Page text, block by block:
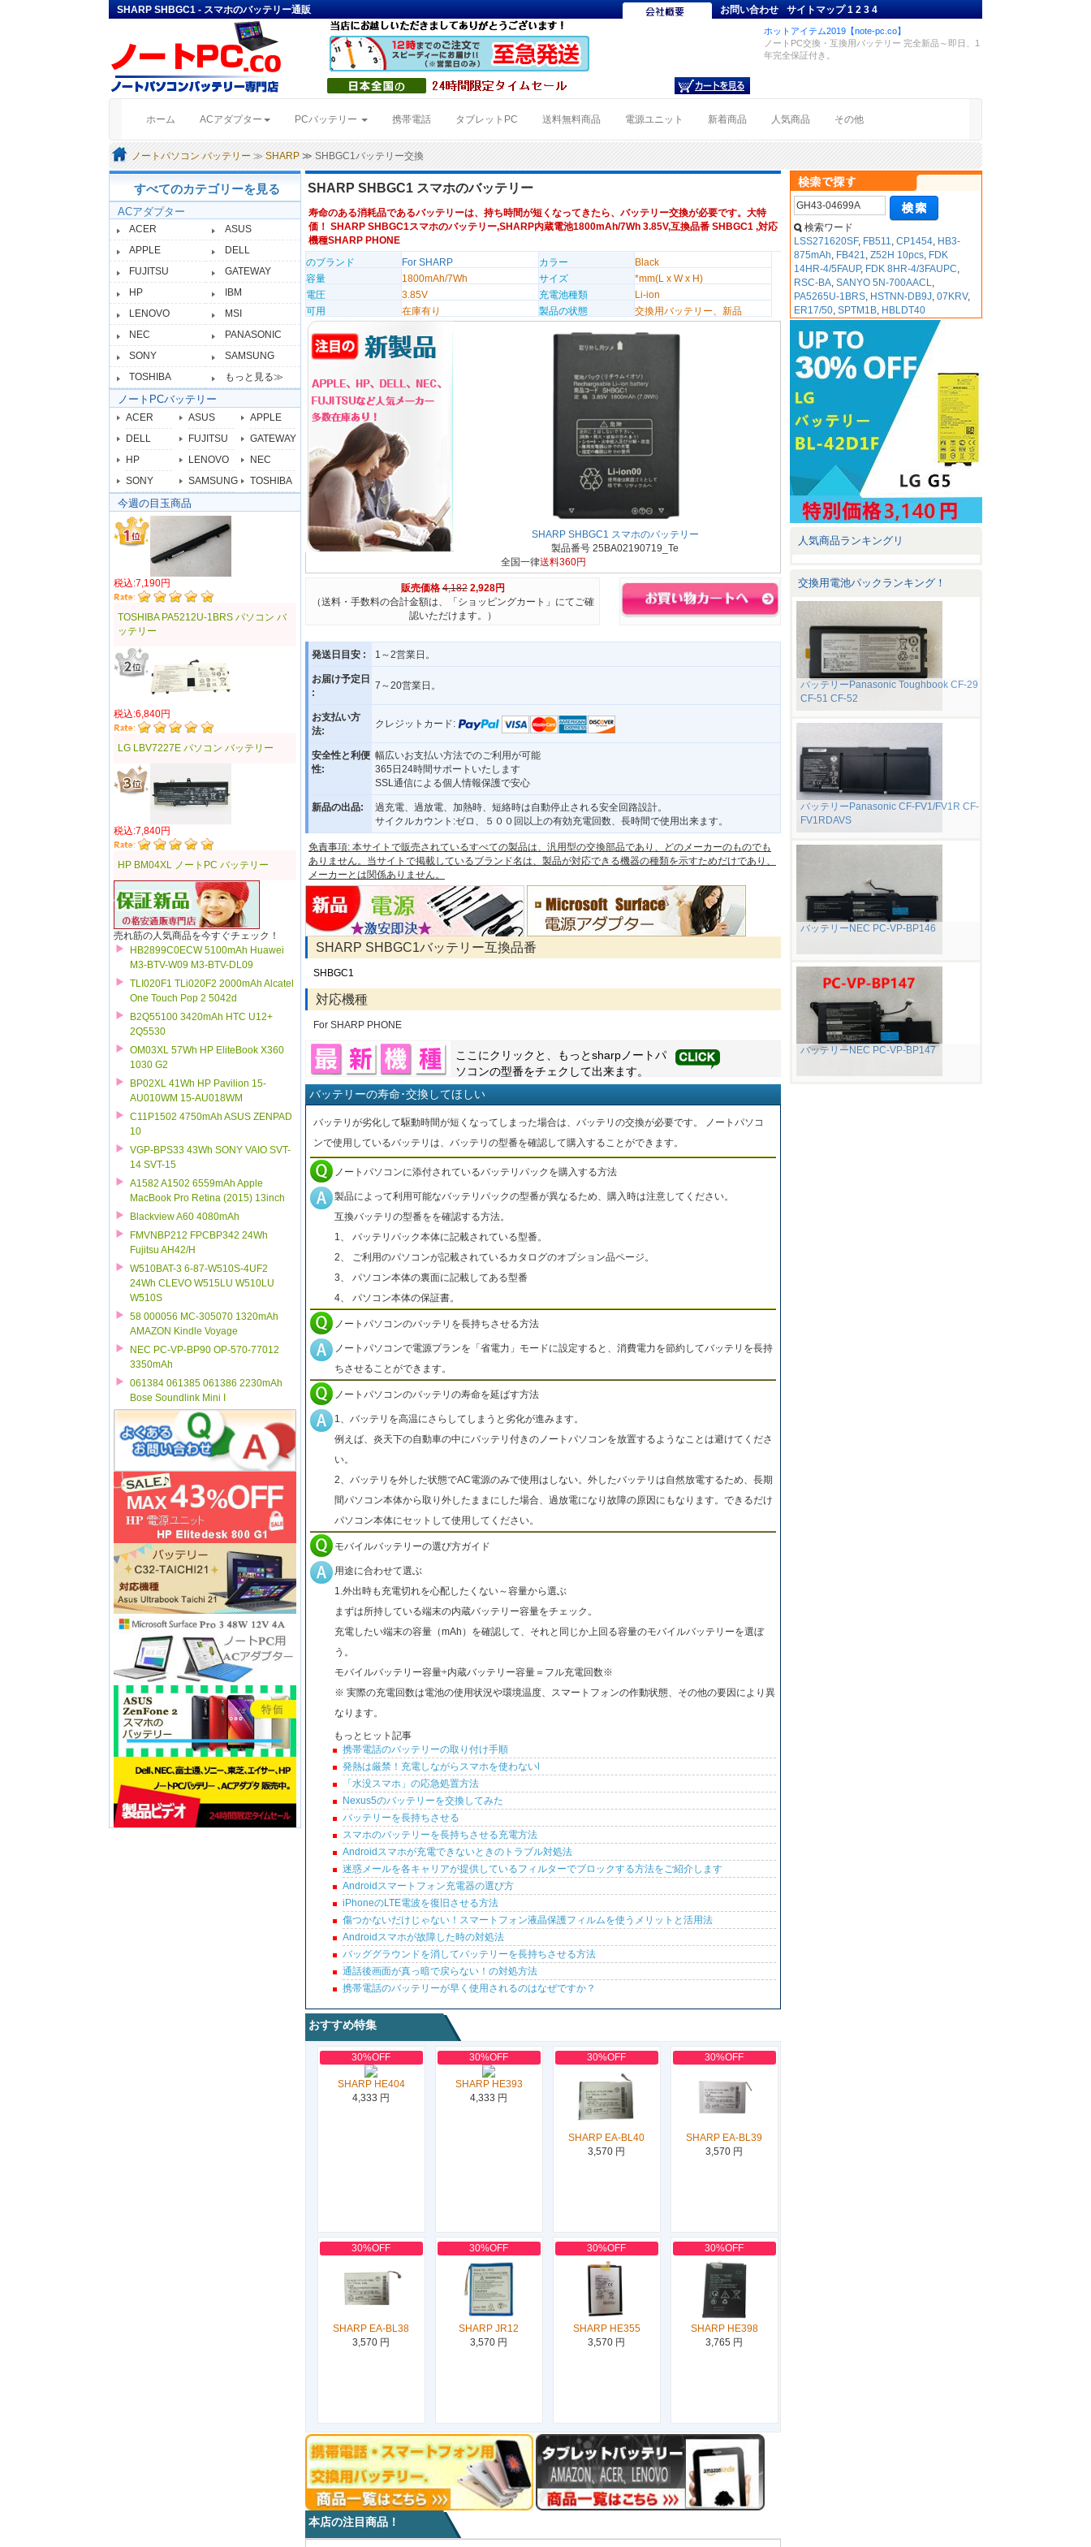
SHARP SHBGC1 - スマホのバッテリー通販 お問い合わせ サイトマップ 1234
ホットアイテム2019【note-pc.co】
ノートPC交換・互換用バッテリー 完全新品～即日、1
年完全保証付き。
ホーム (current)ACアダプター PCバッテリー 携帯電話 タブレットPC 送料無料商品 電源ユニット 新着商品 人気商品 その他
ノートパソコン バッテリー ≫SHARP ≫ SHBGC1バッテリー交換
すべてのカテゴリーを見る
ACアダプター
ACER
ASUS
APPLE
DELL
FUJITSU
GATEWAY
HP
IBM
LENOVO
MSI
NEC
PANASONIC
SONY
SAMSUNG
TOSHIBA
もっと見る≫
ノートPCバッテリー
ACER ASUS
APPLE
DELL
FUJITSU
GATEWAY
HP
LENOVO
NEC
SONY
SAMSUNG TOSHIBA
今週の目玉商品
税込:7,190円
TOSHIBA PA5212U-1BRS パソコン バ
ッテリー
税込:6,840円
LG LBV7227E パソコン バッテリー
税込:7,840円
HP BM04XL ノートPC バッテリー
売れ筋の人気商品を今すぐチェック！
HB2899C0ECW 5100mAh Huawei
M3-BTV-W09 M3-BTV-DL09
TLI020F1 TLi020F2 2000mAh Alcatel
One Touch Pop 2 5042d
B2Q55100 3420mAh HTC U12+
2Q5530
OM03XL 57Wh HP EliteBook X360
1030 G2
BP02XL 41Wh HP Pavilion 15-
AU010WM 15-AU018WM
C11P1502 4750mAh ASUS ZENPAD
10
VGP-BPS33 43Wh SONY VAIO SVT-
14 SVT-15
A1582 A1502 6559mAh Apple
MacBook Pro Retina (2015) 13inch
Blackview A60 4080mAh
FMVNBP212 FPCBP342 24Wh
Fujitsu AH42/H
W510BAT-3 6-87-W510S-4UF2
24Wh CLEVO W515LU W510LU
W510S
58 000056 MC-305070 1320mAh
AMAZON Kindle Voyage
NEC PC-VP-BP90 OP-570-77012
3350mAh
061384 061385 061386 2230mAh
Bose Soundlink Mini I
SHARP SHBGC1 スマホのバッテリー
寿命のある消耗品であるバッテリーは、持ち時間が短くなってきたら、バッテリー交換が必要です。大特
価！ SHARP SHBGC1スマホのバッテリー,SHARP内蔵電池1800mAh/7Wh 3.85V,互換品番 SHBGC1 ,対応
機種SHARP PHONE
のブランド
For SHARP カラー
Black
容量
1800mAh/7Wh サイズ
*mm(L x W x H)
電圧
3.85V 充電池種類
Li-ion
可用
在庫有り 製品の状態 交換用バッテリー、新品
SHARP SHBGC1 スマホのバッテリー
製品番号 25BA02190719_Te
全国一律送料360円
販売価格 4,182 2,928円
（送料・手数料の合計金額は、「ショッピングカート」にてご確
認いただけます。）
発送日目安 : 1～2営業日。
お届け予定日
:
7～20営業日。
お支払い方
法:
クレジットカード:
安全性と利便
性:
幅広いお支払い方法でのご利用が可能
365日24時間サポートいたします
SSL通信による個人情報保護で安心
新品の出品:
過充電、過放電、加熱時、短絡時は自動停止される安全回路設計。
サイクルカウント:ゼロ、５００回以上の有効充電回数、長時間で使用出来ます。
免責事項: 本サイトで販売されているすべての製品は、汎用型の交換部品であり、どのメーカーのものでも
ありません。当サイトで掲載しているブランド名は、製品が対応できる機器の種類を示すためだけであり、
メーカーとは関係ありません。
SHARP SHBGC1バッテリー互換品番
SHBGC1
対応機種
For SHARP PHONE
ここにクリックと、もっとsharpノートパ
ソコンの型番をチェクして出来ます。
バッテリーの寿命･交換してほしい
バッテリが劣化して駆動時間が短くなってしまった場合は、バッテリの交換が必要です。 ノートパソコ
ンで使用しているバッテリは、バッテリの型番を確認して購入することができます。
ノートパソコンに添付されているバッテリパックを購入する方法
製品によって利用可能なバッテリパックの型番が異なるため、購入時は注意してください。
互換バッテリの型番をを確認する方法。
1、 バッテリパック本体に記載されている型番。
2、 ご利用のパソコンが記載されているカタログのオプション品ページ。
3、 パソコン本体の裏面に記載してある型番
4、 パソコン本体の保証書。
ノートパソコンのバッテリを長持ちさせる方法
ノートパソコンで電源プランを「省電力」モードに設定すると、消費電力を節約してバッテリを長持
ちさせることができます。
ノートパソコンのバッテリの寿命を延ばす方法
1、バッテリを高温にさらしてしまうと劣化が進みます。
例えば、炎天下の自動車の中にバッテリ付きのノートパソコンを放置するようなことは避けてくださ
い。
2、バッテリを外した状態でAC電源のみで使用はしない。外したバッテリは自然放電するため、長期
間パソコン本体から取り外したままにした場合、過放電になり故障の原因にもなります。できるだけ
パソコン本体にセットして使用してください。
モバイルバッテリーの選び方ガイド
用途に合わせて選ぶ
1.外出時も充電切れを心配したくない～容量から選ぶ
まずは所持している端末の内蔵バッテリー容量をチェック。
充電したい端末の容量（mAh）を確認して、それと同じか上回る容量のモバイルバッテリーを選ぼ
う。
モバイルバッテリー容量÷内蔵バッテリー容量＝フル充電回数※
※ 実際の充電回数は電池の使用状況や環境温度、スマートフォンの作動状態、その他の要因により異
なります。
もっとヒット記事
携帯電話のバッテリーの取り付け手順
発熱は厳禁！充電しながらスマホを使わないl
「水没スマホ」の応急処置方法
Nexus5のバッテリーを交換してみた
バッテリーを長持ちさせる
スマホのバッテリーを長持ちさせる充電方法
Androidスマホが充電できないときのトラブル対処法
迷惑メールを各キャリアが提供しているフィルターでブロックする方法をご紹介します
Androidスマートフォン充電器の選び方
iPhoneのLTE電波を復旧させる方法
傷つかないだけじゃない！スマートフォン液晶保護フィルムを使うメリットと活用法
Androidスマホが故障した時の対処法
バッググラウンドを消してバッテリーを長持ちさせる方法
通話後画面が真っ暗で戻らない！の対処方法
携帯電話のバッテリーが早く使用されるのはなぜですか？
おすすめ特集
30%OFF
SHARP HE404
4,333 円
30%OFF
SHARP HE393
4,333 円
30%OFF
SHARP EA-BL40
3,570 円
30%OFF
SHARP EA-BL39
3,570 円
30%OFF
SHARP EA-BL38
3,570 円
30%OFF
SHARP JR12
3,570 円
30%OFF
SHARP HE355
3,570 円
30%OFF
SHARP HE398
3,765 円
本店の注目商品！
検索ワード
LSS271620SF, FB511,CP1454, HB3-
875mAh, FB421,Z52H 10pcs, FDK
14HR-4/5FAUP, FDK 8HR-4/3FAUPC,
RSC-BA,SANYO 5N-700AACL,
PA5265U-1BRS, HSTNN-DB9J,07KRV,
ER17/50,SPTM1B, HBLDT40
人気商品ランキングリ
交換用電池パックランキング！
バッテリーPanasonic Toughbook CF-29
CF-51 CF-52
バッテリーPanasonic CF-FV1/FV1R CF-
FV1RDAVS
バッテリーNEC PC-VP-BP146
バッテリーNEC PC-VP-BP147